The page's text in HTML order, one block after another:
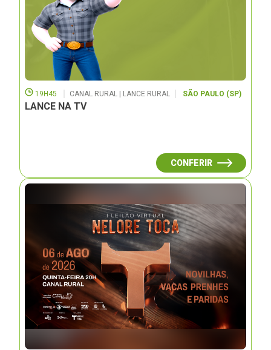
19H45 CANAL RURAL | LANCE RURAL SÃO PAULO (SP)
LANCE NA TV
CONFERIR